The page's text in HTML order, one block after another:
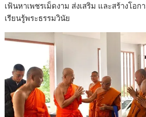
เฟ้นหาเพชรเม็ดงาม ส่งเสริม และสร้างโอก
เรียนรู้พระธรรมวินัย